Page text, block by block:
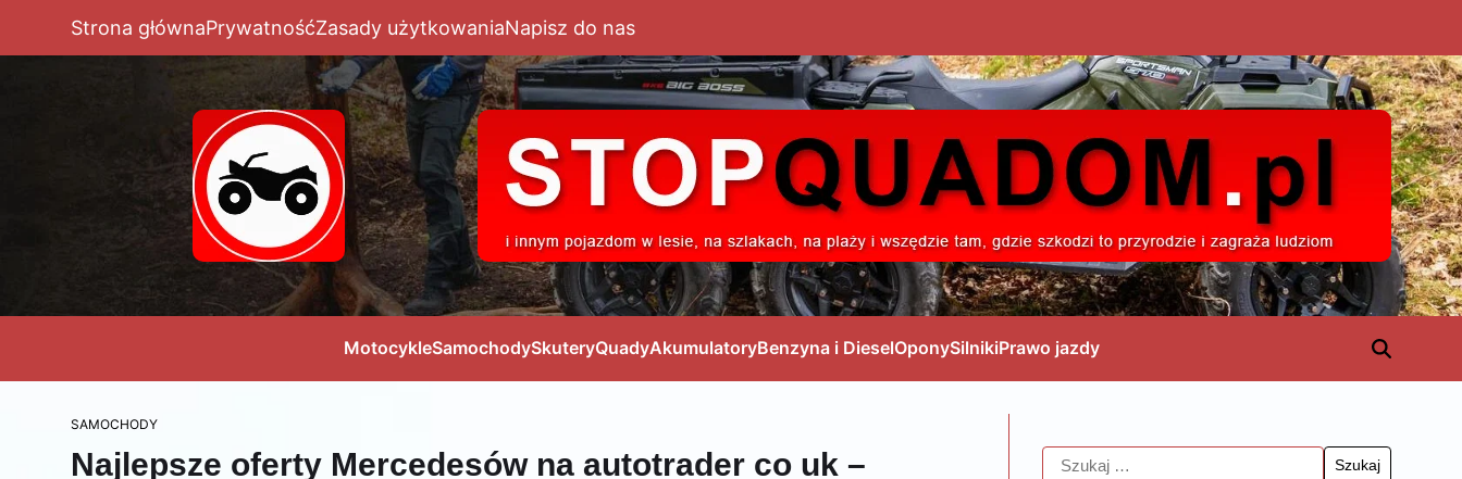
Strona głównaPrywatnośćZasady użytkowaniaNapisz do nas
MotocykleSamochodySkuteryQuadyAkumulatoryBenzyna i DieselOponySilnikiPrawo jazdy
SAMOCHODY
Najlepsze oferty Mercedesów na autotrader co uk –